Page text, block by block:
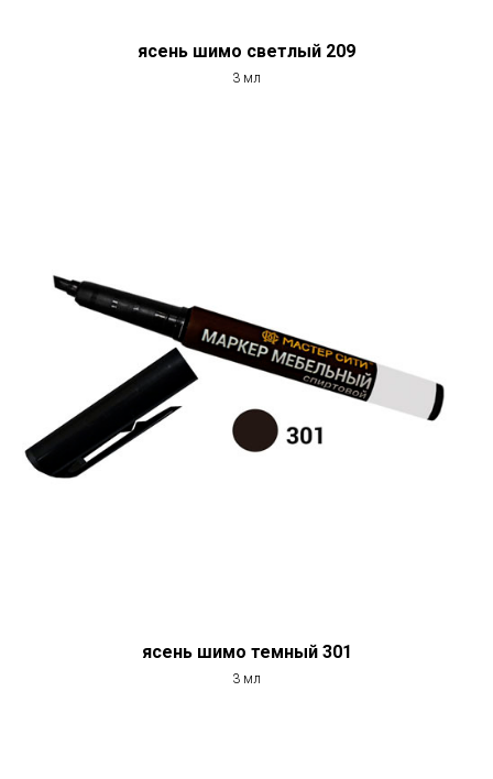
ясень шимо светлый 209
3 мл
ясень шимо темный 301
3 мл